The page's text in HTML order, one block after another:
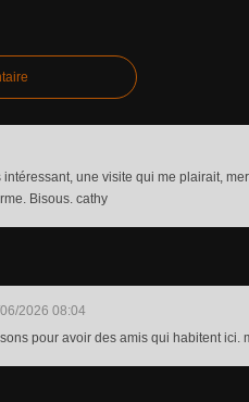
une visite qui me plairait,
Bisous. cathy
2026 08:04
pour avoir des amis qui habitent ici.